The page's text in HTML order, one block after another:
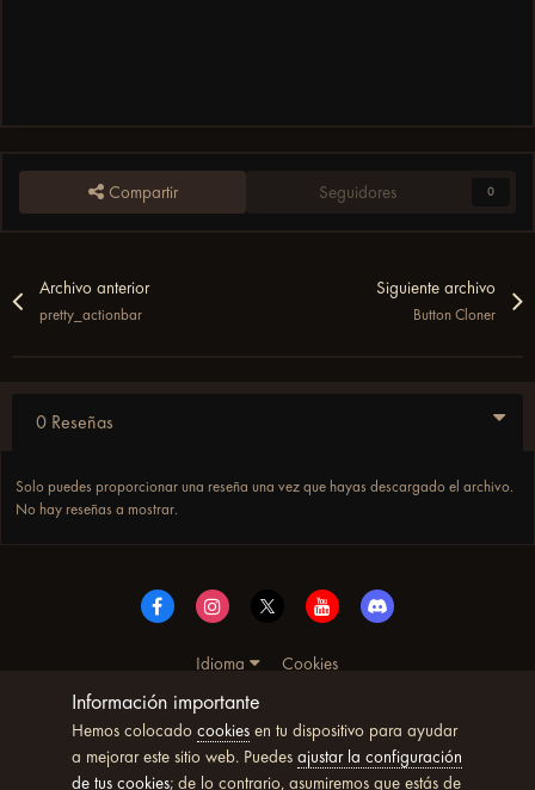
Compartir Seguidores 0
Archivo anterior
pretty_actionbar
Siguiente archivo
Button Cloner
0 Reseñas
Solo puedes proporcionar una reseña una vez que hayas descargado el archivo.
No hay reseñas a mostrar.
Idioma
Cookies
© Copyright UltimoWoW™ 2025. Todos los derechos
reservados
Powered by Invision Community
Información importante
Hemos colocado cookiesen tu dispositivo para ayudar
a mejorar este sitio web. Puedes ajustar la configuración
de tus cookies; de lo contrario, asumiremos que estás de